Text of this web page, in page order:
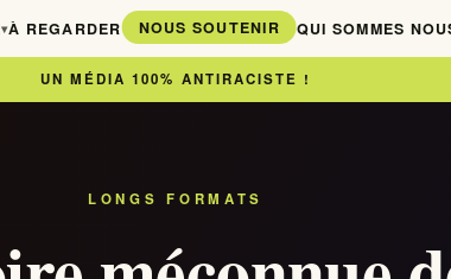
▾À REGARDER NOUS SOUTENIR QUI SOMMES
UN MÉDIA 100% ANTIRACISTE !
LONGS FORMATS